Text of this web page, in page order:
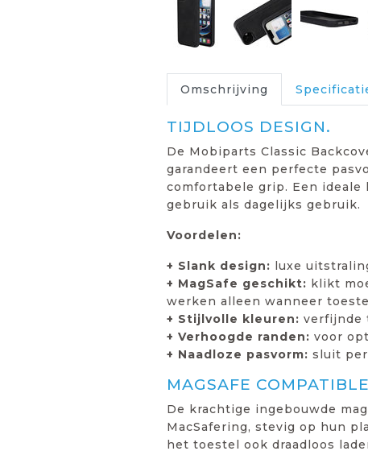
Omschrijving
TIJDLOOS DESIGN.
De Mobiparts Classic
garandeert een perfecte
comfortabele grip. Een
gebruik als dagelijks gebruik.
Voordelen:
+ Slank design: luxe
+ MagSafe geschikt: klikt
werken alleen wanneer
+ Stijlvolle kleuren: verfijnde
+ Verhoogde randen: voor
+ Naadloze pasvorm: sluit
MAGSAFE
De krachtige ingebouwde
MacSafering, stevig op hun
het toestel ook draadloos